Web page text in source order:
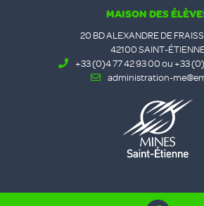
MAISON DES
20 BD ALEXANDRE DE
42100 SAINT-
+33 (0)4 77 42 93 00 ou +33
administration-